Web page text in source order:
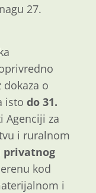
27.
dokaza o
isto do 31.
Agenciji za
i ruralnom
privatnog
kod
i